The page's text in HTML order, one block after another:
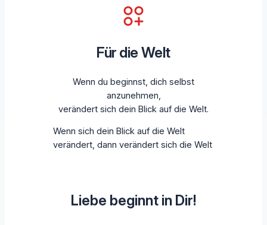
Für die Welt
Wenn du beginnst, dich selbst
anzunehmen,
verändert sich dein Blick auf die Welt.
Wenn sich dein Blick auf die Welt
verändert, dann verändert sich die Welt
Liebe beginnt in Dir!